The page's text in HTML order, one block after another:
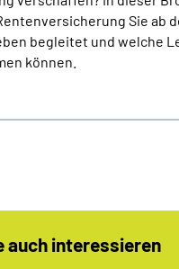
Sie ab
begleitet und welche
können.
auch interessieren